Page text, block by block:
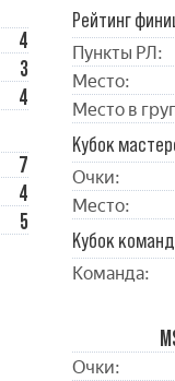
4
3
4
7
4
5
Рейтинг
Пункты РЛ:
Место:
Место в
Кубок
Очки:
Место:
Кубок команд
Команда:
Очки: